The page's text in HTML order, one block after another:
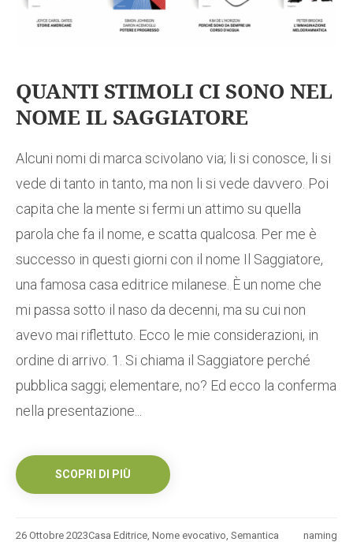
QUANTI STIMOLI CI SONO NEL
NOME IL SAGGIATORE
Alcuni nomi di marca scivolano via; li si conosce, li si
vede di tanto in tanto, ma non li si vede davvero. Poi
capita che la mente si fermi un attimo su quella
parola che fa il nome, e scatta qualcosa. Per me è
successo in questi giorni con il nome Il Saggiatore,
una famosa casa editrice milanese. È un nome che
mi passa sotto il naso da decenni, ma su cui non
avevo mai riflettuto. Ecco le mie considerazioni, in
ordine di arrivo. 1. Si chiama il Saggiatore perché
pubblica saggi; elementare, no? Ed ecco la conferma
nella presentazione...
SCOPRI DI PIÙ
26 Ottobre 2023 naming
Casa Editrice Nome evocativo Semantica